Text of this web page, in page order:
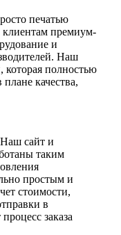
печатью
премиум-
и
Наш
полностью
качества,
Наш сайт и
таким
простым и
стоимости,
в
заказа